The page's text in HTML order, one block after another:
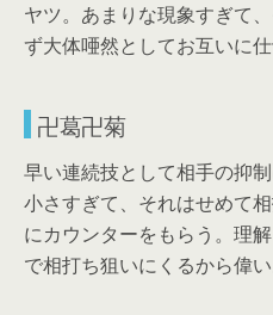
ヤツ。あまりな現象すぎて
ず大体唖然としてお互いに仕
卍葛卍菊
早い連続技として相手の抑
小さすぎて、それはせめて
にカウンターをもらう。理
で相打ち狙いにくるから偉い